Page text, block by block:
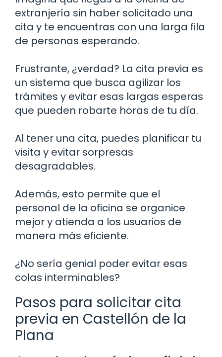
extranjería sin haber solicitado una
cita y te encuentras con una larga fila
de personas esperando.
Frustrante, ¿verdad? La cita previa es
un sistema que busca agilizar los
trámites y evitar esas largas esperas
que pueden robarte horas de tu día.
Al tener una cita, puedes planificar tu
visita y evitar sorpresas
desagradables.
Además, esto permite que el
personal de la oficina se organice
mejor y atienda a los usuarios de
manera más eficiente.
¿No sería genial poder evitar esas
colas interminables?
Pasos para solicitar cita
previa en Castellón de la
Plana